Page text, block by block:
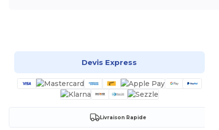
Devis Express
Livraison Rapide